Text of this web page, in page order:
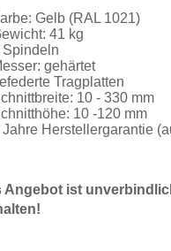
Gelb (RAL 1021)
41 kg
Spindeln
gehärtet
Tragplatten
10 - 330 mm
10 -120 mm
Jahre Herstellergarantie
Angebot ist